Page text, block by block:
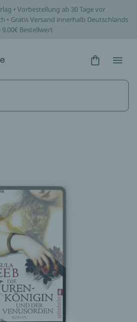
• Vorbestellung ab 30 Tage vor
• Gratis Versand innerhalb Deutschlands
9,00€ Bestellwert
Hidden